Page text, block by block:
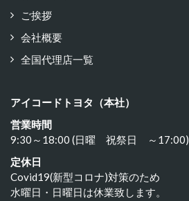
ご挨拶
会社概要
全国代理店一覧
アイコードトヨタ（本社）
営業時間
9:30～18:00 (日曜 祝祭日 ～17:00)
定休日
Covid19(新型コロナ)対策のため
水曜日・日曜日は休業致します。